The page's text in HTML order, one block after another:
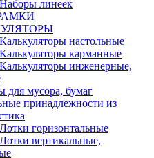
линеек
настольные
карманные
инженерные,
для мусора, бумаг
принадлежности из
горизонтальные
вертикальные,